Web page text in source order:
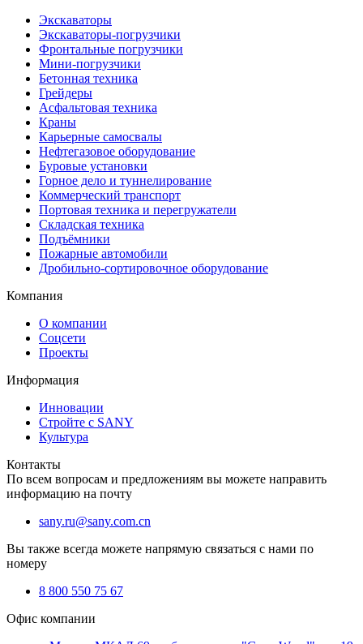
Экскаваторы
Экскаваторы-погрузчики
Фронтальные погрузчики
Мини-погрузчики
Бетонная техника
Грейдеры
Асфальтовая техника
Краны
Карьерные самосвалы
Нефтегазовое оборудование
Буровые установки
Горное дело и туннелирование
Коммерческий транспорт
Портовая техника и перегружатели
Складская техника
Подъёмники
Пожарные автомобили
Дробильно-сортировочное оборудование
Компания
О компании
Соцсети
Проекты
Информация
Инновации
Стройте с SANY
Культура
Контакты
По всем вопросам и предложениям вы можете направить
информацию на почту
sany.ru@sany.com.cn
Вы также всегда можете напрямую связаться с нами по
номеру
8 800 550 75 67
Офис компании